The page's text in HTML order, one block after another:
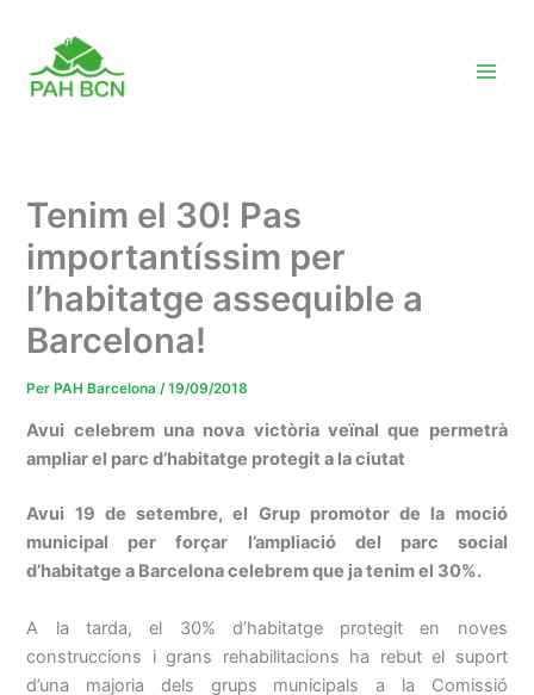
contingut
Tenim el 30! Pas
importantíssim per
l’habitatge assequible a
Barcelona!
Per PAH Barcelona/19/09/2018
Avui celebrem una nova victòria veïnal que permetrà
ampliar el parc d’habitatge protegit a la ciutat
Avui 19 de setembre, el Grup promotor de la moció
municipal per forçar l’ampliació del parc social
d’habitatge a Barcelona celebrem que ja tenim el 30%.
A la tarda, el 30% d’habitatge protegit en noves
construccions i grans rehabilitacions ha rebut el suport
d’una majoria dels grups municipals a la Comissió